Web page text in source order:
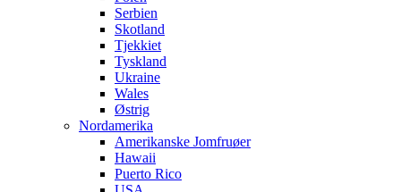
Serbien
Skotland
Tjekkiet
Tyskland
Ukraine
Wales
Østrig
Nordamerika
Amerikanske Jomfruøer
Hawaii
Puerto Rico